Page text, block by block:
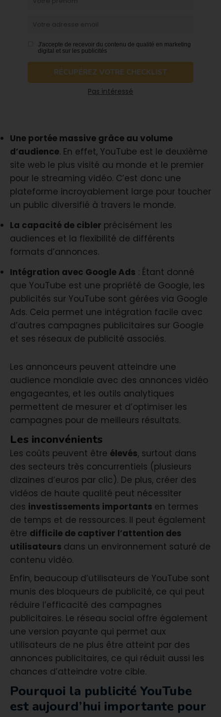
J'accepte de recevoir du contenu de qualité en marketing
digital et sur les publicités
RÉCUPÉREZ VOTRE CHECKLIST
Pas intéressé
Une portée massive grâce au volume
d’audience. En effet, YouTube est le deuxième
site web le plus visité au monde et le premier
pour le streaming vidéo. C’est donc une
plateforme incroyablement large pour toucher
un public diversifié à travers le monde.
La capacité de cibler précisément les
audiences et la flexibilité de différents
formats d’annonces.
Intégration avec Google Ads : Étant donné
que YouTube est une propriété de Google, les
publicités sur YouTube sont gérées via Google
Ads. Cela permet une intégration facile avec
d’autres campagnes publicitaires sur Google
et ses réseaux de publicité associés.
Les annonceurs peuvent atteindre une
audience mondiale avec des annonces vidéo
engageantes, et les outils analytiques
permettent de mesurer et d’optimiser les
campagnes pour de meilleurs résultats.
Les inconvénients
Les coûts peuvent être élevés, surtout dans
des secteurs très concurrentiels (plusieurs
dizaines d’euros par clic). De plus, créer des
vidéos de haute qualité peut nécessiter
des investissements importants en termes
de temps et de ressources. Il peut également
être difficile de captiver l’attention des
utilisateurs dans un environnement saturé de
contenu vidéo.
Enfin, beaucoup d’utilisateurs de YouTube sont
munis des bloqueurs de publicité, ce qui peut
réduire l’efficacité des campagnes
publicitaires. Le réseau social offre également
une version payante qui permet aux
utilisateurs de ne plus être atteint par des
annonces publicitaires, ce qui réduit aussi les
chances d’atteindre votre cible.
Pourquoi la publicité YouTube
est aujourd’hui importante pour